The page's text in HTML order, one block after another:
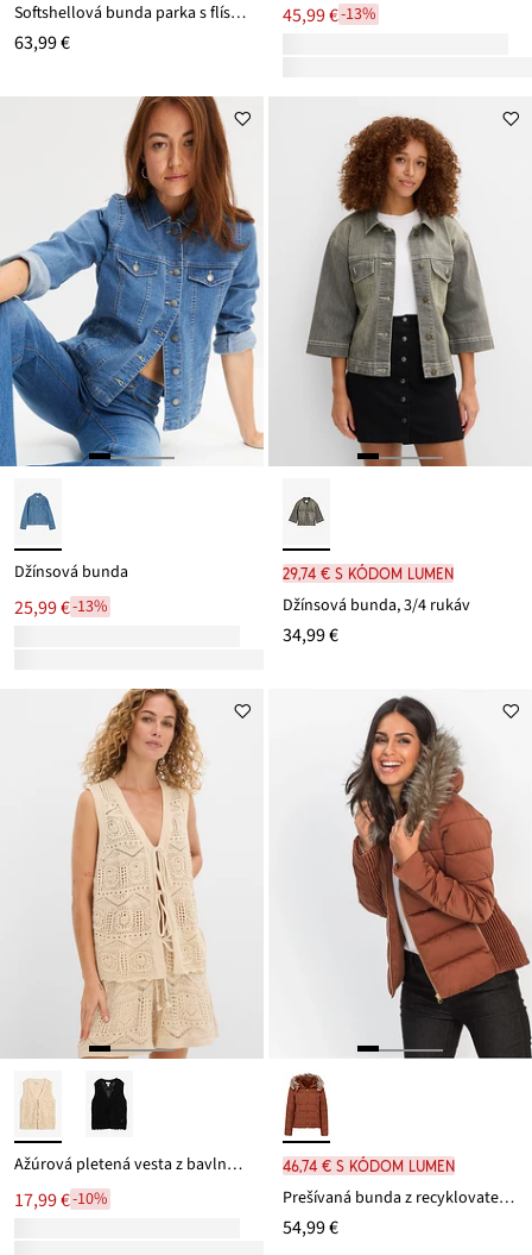
Softshellová bunda parka s flísovou podšívkou
63,99 €
45,99 €-13%
Džínsová bunda
25,99 €-13%
29,74 € s kódom LUMEN
Džínsová bunda, 3/4 rukáv
34,99 €
Ažúrová pletená vesta z bavlneného mixu
17,99 €-10%
46,74 € s kódom LUMEN
Prešívaná bunda z recyklovateľného polyesteru
54,99 €